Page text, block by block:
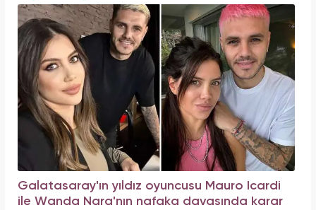
Galatasaray'ın yıldız oyuncusu Mauro Icardi
ile Wanda Nara'nın nafaka davasında karar